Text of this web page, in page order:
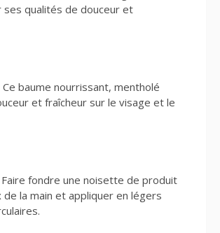
ses qualités de douceur et
Ce baume nourrissant, mentholé
et fraîcheur sur le visage et le
Faire fondre une noisette de produit
de la main et appliquer en légers